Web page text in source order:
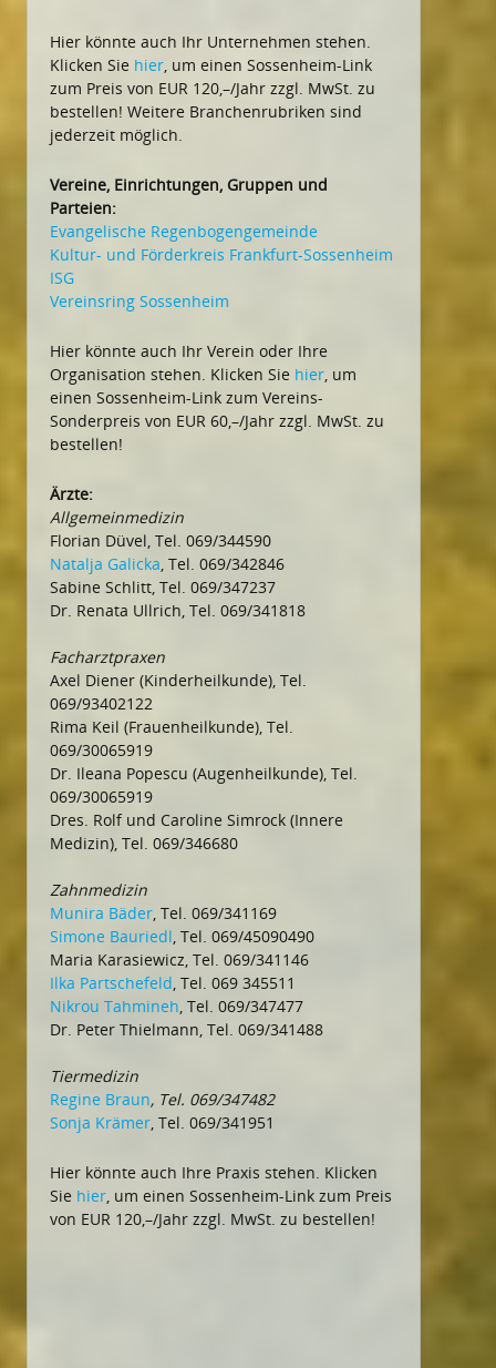
Hier könnte auch Ihr Unternehmen stehen.
Klicken Sie hier, um einen Sossenheim-Link
zum Preis von EUR 120,–/Jahr zzgl. MwSt. zu
bestellen! Weitere Branchenrubriken sind
jederzeit möglich.
Vereine, Einrichtungen, Gruppen und
Parteien:
Evangelische Regenbogengemeinde
Kultur- und Förderkreis Frankfurt-Sossenheim
ISG
Vereinsring Sossenheim
Hier könnte auch Ihr Verein oder Ihre
Organisation stehen. Klicken Sie hier, um
einen Sossenheim-Link zum Vereins-
Sonderpreis von EUR 60,–/Jahr zzgl. MwSt. zu
bestellen!
Ärzte:
Allgemeinmedizin
Florian Düvel, Tel. 069/344590
Natalja Galicka, Tel. 069/342846
Sabine Schlitt, Tel. 069/347237
Dr. Renata Ullrich, Tel. 069/341818
Facharztpraxen
Axel Diener (Kinderheilkunde), Tel.
069/93402122
Rima Keil (Frauenheilkunde), Tel.
069/30065919
Dr. Ileana Popescu (Augenheilkunde), Tel.
069/30065919
Dres. Rolf und Caroline Simrock (Innere
Medizin), Tel. 069/346680
Zahnmedizin
Munira Bäder, Tel. 069/341169
Simone Bauriedl, Tel. 069/45090490
Maria Karasiewicz, Tel. 069/341146
Ilka Partschefeld, Tel. 069 345511
Nikrou Tahmineh, Tel. 069/347477
Dr. Peter Thielmann, Tel. 069/341488
Tiermedizin
Regine Braun, Tel. 069/347482
Sonja Krämer, Tel. 069/341951
Hier könnte auch Ihre Praxis stehen. Klicken
Sie hier, um einen Sossenheim-Link zum Preis
von EUR 120,–/Jahr zzgl. MwSt. zu bestellen!